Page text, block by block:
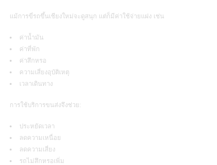
แม้การขี่รถขึ้นเชียงใหม่จะดูสนุก แต่ก็มีค่าใช้จ่ายแฝง เช่น
ค่าน้ำมัน
ค่าที่พัก
ค่าสึกหรอ
ความเสี่ยงอุบัติเหตุ
เวลาเดินทาง
การใช้บริการขนส่งจึงช่วย:
ประหยัดเวลา
ลดความเหนื่อย
ลดความเสี่ยง
รถไม่สึกหรอเพิ่ม